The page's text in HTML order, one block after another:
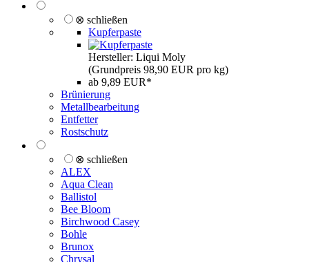
⊗ schließen
Kupferpaste
Hersteller: Liqui Moly
(Grundpreis 98,90 EUR pro kg)
ab 9,89 EUR*
Brünierung
Metallbearbeitung
Entfetter
Rostschutz
⊗ schließen
ALEX
Aqua Clean
Ballistol
Bee Bloom
Birchwood Casey
Bohle
Brunox
Chrysal